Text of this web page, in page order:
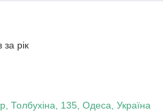
за рік
Толбухіна, 135, Одеса, Україна